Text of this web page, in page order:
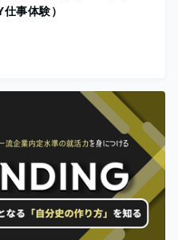
事体験）